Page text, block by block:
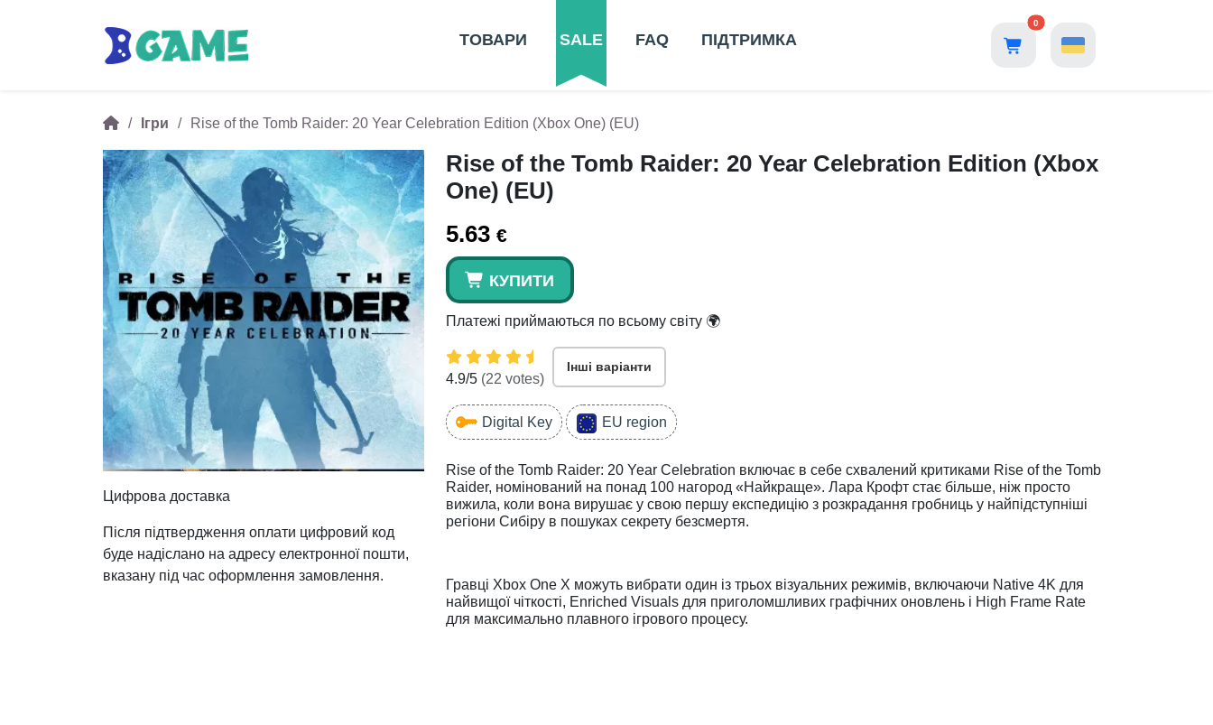
ТОВАРИ SALE FAQ ПІДТРИМКА
0
Ігри Rise of the Tomb Raider: 20 Year Celebration Edition (Xbox One) (EU)
Цифрова доставка
Після підтвердження оплати цифровий код
буде надіслано на адресу електронної пошти,
вказану під час оформлення замовлення.
Rise of the Tomb Raider: 20 Year Celebration Edition (Xbox
One) (EU)
5.63 €
КУПИТИ
Платежі приймаються по всьому світу 🌍
4.9/5 (22 votes)
Інші варіанти
Digital Key EU region
Rise of the Tomb Raider: 20 Year Celebration включає в себе схвалений критиками Rise of the Tomb
Raider, номінований на понад 100 нагород «Найкраще». Лара Крофт стає більше, ніж просто
вижила, коли вона вирушає у свою першу експедицію з розкрадання гробниць у найпідступніші
регіони Сибіру в пошуках секрету безсмертя.
Гравці Xbox One X можуть вибрати один із трьох візуальних режимів, включаючи Native 4K для
найвищої чіткості, Enriched Visuals для приголомшливих графічних оновлень і High Frame Rate
для максимально плавного ігрового процесу.